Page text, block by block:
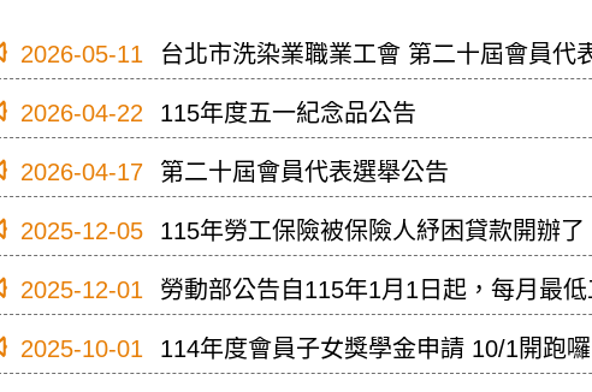
2026-05-11 台北市洗染業職業工會 第二十屆會員代
2026-04-22 115年度五一紀念品公告
2026-04-17 第二十屆會員代表選舉公告
2025-12-05 115年勞工保險被保險人紓困貸款開辦了
2025-12-01 勞動部公告自115年1月1日起，每月最
2025-10-01 114年度會員子女獎學金申請 10/1開跑